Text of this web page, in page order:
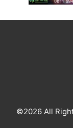
©2026 All